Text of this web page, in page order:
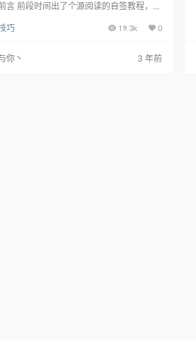
装(附详细教程)
言 前段时间出了个源阅读的自签教程，虽
签方式安装的app有效期只有7天也依然是
有效期的问题吧。等等，为什么说是“稍微
下”呢？因为下面的方法并不适用于所有
巧 19.3k 0
你丶 3 年前